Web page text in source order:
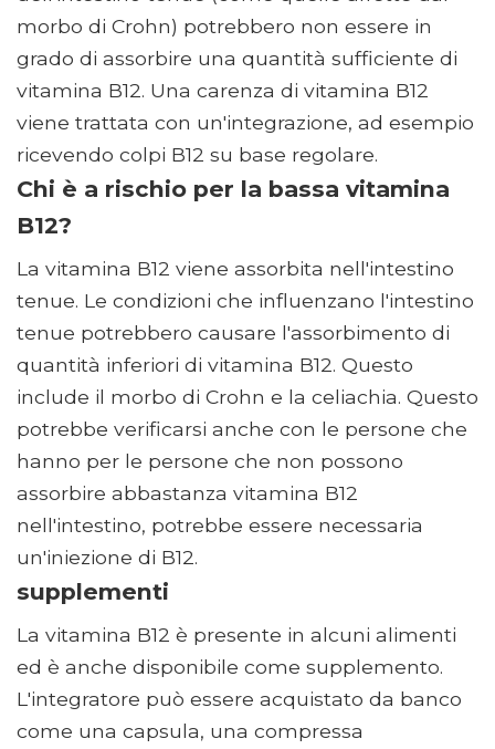
morbo di Crohn) potrebbero non essere in
grado di assorbire una quantità sufficiente di
vitamina B12. Una carenza di vitamina B12
viene trattata con un'integrazione, ad esempio
ricevendo colpi B12 su base regolare.
Chi è a rischio per la bassa vitamina
B12?
La vitamina B12 viene assorbita nell'intestino
tenue. Le condizioni che influenzano l'intestino
tenue potrebbero causare l'assorbimento di
quantità inferiori di vitamina B12. Questo
include il morbo di Crohn e la celiachia. Questo
potrebbe verificarsi anche con le persone che
hanno per le persone che non possono
assorbire abbastanza vitamina B12
nell'intestino, potrebbe essere necessaria
un'iniezione di B12.
supplementi
La vitamina B12 è presente in alcuni alimenti
ed è anche disponibile come supplemento.
L'integratore può essere acquistato da banco
come una capsula, una compressa